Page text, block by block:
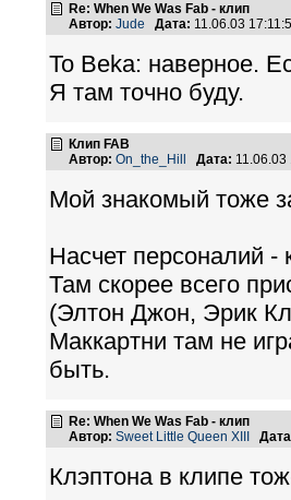
Re: When We Was Fab - клип
Автор: Jude Дата: 11.06.03
To Beka: наверное.
Я там точно буду.
Клип FAB
Автор: On_the_Hill Дата:
Мой знакомый тоже
Насчет персоналий -
Там скорее всего
(Элтон Джон, Эрик
Маккартни там не
быть.
Re: When We Was Fab - клип
Автор: Sweet Little Queen XIII
Клэптона в клипе